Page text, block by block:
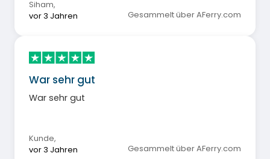
Siham,
vor 3 Jahren
Gesammelt über AFerry.com
War sehr gut
War sehr gut
Kunde,
vor 3 Jahren
Gesammelt über AFerry.com